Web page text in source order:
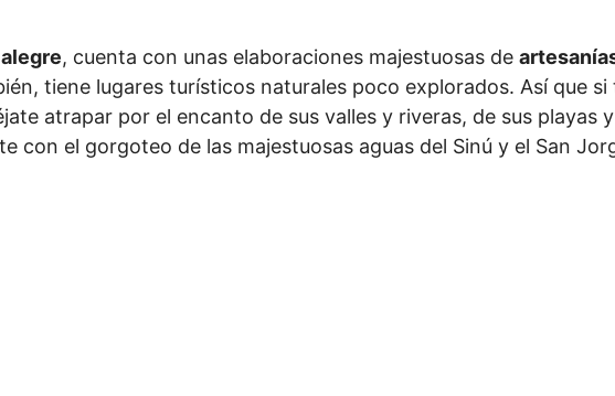
, cuenta con unas elaboraciones majestuosas de
tiene lugares turísticos naturales poco explorados. Así que si
atrapar por el encanto de sus valles y riveras, de sus playas
con el gorgoteo de las majestuosas aguas del Sinú y el San